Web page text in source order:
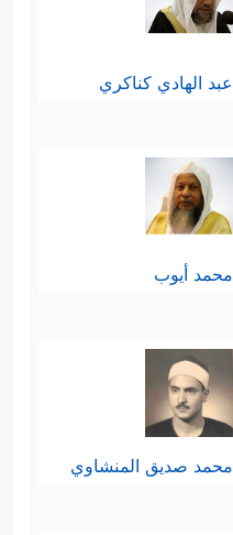
عبد الهادي كناكري
محمد أيوب
محمد صديق المنشاوي